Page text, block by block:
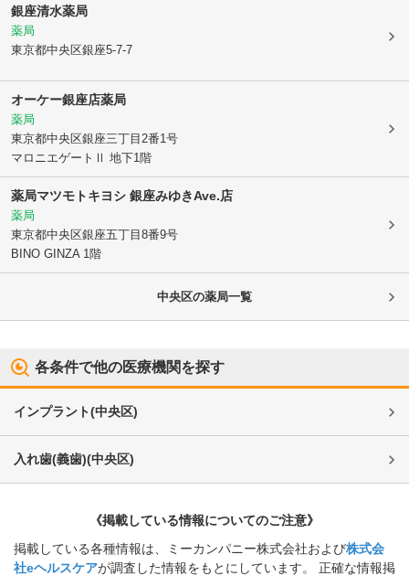
銀座清水薬局
薬局
東京都中央区銀座5-7-7
オーケー銀座店薬局
薬局
東京都中央区銀座三丁目2番1号
マロニエゲートⅡ 地下1階
薬局マツモトキヨシ 銀座みゆきAve.店
薬局
東京都中央区銀座五丁目8番9号
BINO GINZA 1階
中央区の薬局一覧
各条件で他の医療機関を探す
インプラント(中央区)
入れ歯(義歯)(中央区)
《掲載している情報についてのご注意》
掲載している各種情報は、ミーカンパニー株式会社および株式会
社eヘルスケアが調査した情報をもとにしています。 正確な情報掲